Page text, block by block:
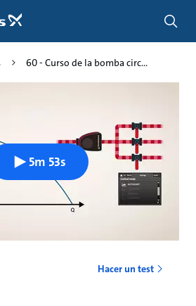
60 - Curso de la bomba circ...
5m 53s
Hacer un test